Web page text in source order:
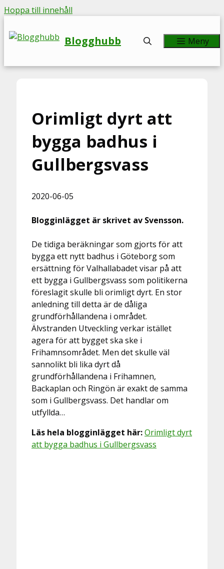
Hoppa till innehåll
Blogghubb Meny
Orimligt dyrt att
bygga badhus i
Gullbergsvass
2020-06-05
Blogginlägget är skrivet av Svensson.
De tidiga beräkningar som gjorts för att
bygga ett nytt badhus i Göteborg som
ersättning för Valhallabadet visar på att
ett bygga i Gullbergsvass som politikerna
föreslagit skulle bli orimligt dyrt. En stor
anledning till detta är de dåliga
grundförhållandena i området.
Älvstranden Utveckling verkar istället
agera för att bygget ska ske i
Frihamnsområdet. Men det skulle väl
sannolikt bli lika dyrt då
grundförhållandena i Frihamnen,
Backaplan och Ringön är exakt de samma
som i Gullbergsvass. Det handlar om
utfyllda…
Läs hela blogginlägget här:Orimligt dyrt
att bygga badhus i Gullbergsvass